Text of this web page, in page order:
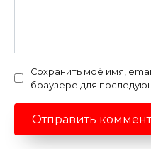
Сохранить моё имя,
браузере для